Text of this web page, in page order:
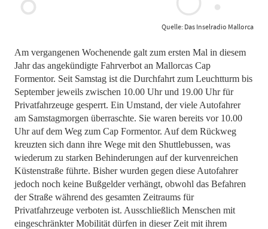
Quelle: Das Inselradio Mallorca
Am vergangenen Wochenende galt zum ersten Mal in diesem
Jahr das angekündigte Fahrverbot an Mallorcas Cap
Formentor. Seit Samstag ist die Durchfahrt zum Leuchtturm bis
September jeweils zwischen 10.00 Uhr und 19.00 Uhr für
Privatfahrzeuge gesperrt. Ein Umstand, der viele Autofahrer
am Samstagmorgen überraschte. Sie waren bereits vor 10.00
Uhr auf dem Weg zum Cap Formentor. Auf dem Rückweg
kreuzten sich dann ihre Wege mit den Shuttlebussen, was
wiederum zu starken Behinderungen auf der kurvenreichen
Küstenstraße führte. Bisher wurden gegen diese Autofahrer
jedoch noch keine Bußgelder verhängt, obwohl das Befahren
der Straße während des gesamten Zeitraums für
Privatfahrzeuge verboten ist. Ausschließlich Menschen mit
eingeschränkter Mobilität dürfen in dieser Zeit mit ihrem